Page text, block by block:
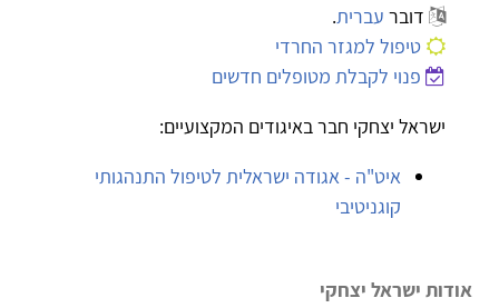
דובר עברית.
טיפול למגזר החרדי
פנוי לקבלת מטופלים חדשים
ישראל יצחקי חבר באיגודים המקצועיים:
איט"ה - אגודה ישראלית לטיפול התנהגותי
קוגניטיבי
אודות ישראל יצחקי